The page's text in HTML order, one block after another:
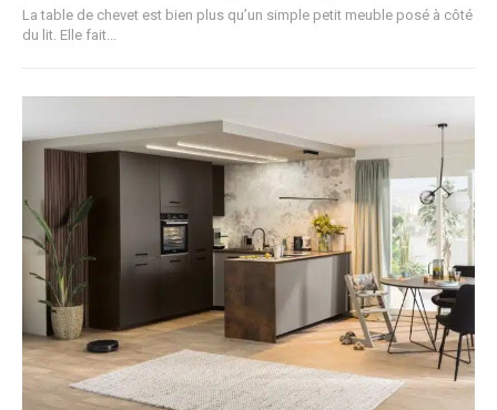
La table de chevet est bien plus qu’un simple petit meuble posé à côté
du lit. Elle fait...